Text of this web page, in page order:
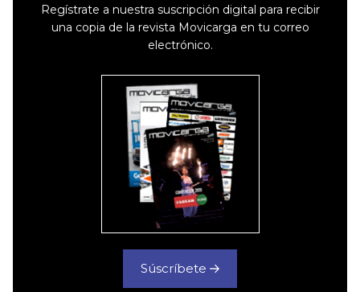
Regístrate a nuestra suscripción digital para recibir
una copia de la revista Movicarga en tu correo
electrónico.
Súscríbete